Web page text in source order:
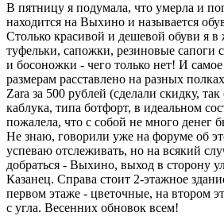
В пятницу я подумала, что умерла и
находится на Выхино и называется
Столько красивой и дешевой обуви я в
туфельки, сапожки, резиновые сапоги
и босоножки - чего только нет! И самое
размерам расставлено на разных
Zara за 500 рублей (сделали скидку,
каблука, типа ботфорт, в идеальном
пожалела, что с собой не много денег
Не знаю, говорили уже на форуме об
успеваю отслеживать, но на всякий
добраться - Выхино, выход в сторону
Казанец. Справа стоит 2-этажное
первом этаже - цветочные, на втором
с угла. Весенних обновок всем!